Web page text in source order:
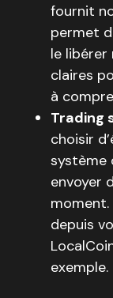
fournit
permet
le libérer
claires
à
Trading
choisir
système
envoyer
depuis
exemple.